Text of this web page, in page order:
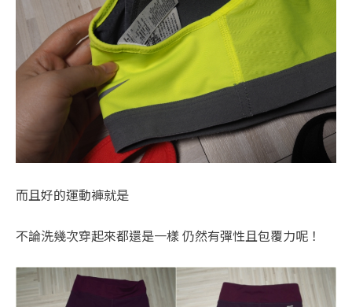
而且好的運動褲就是
不論洗幾次穿起來都還是一樣 仍然有彈性且包覆力呢！